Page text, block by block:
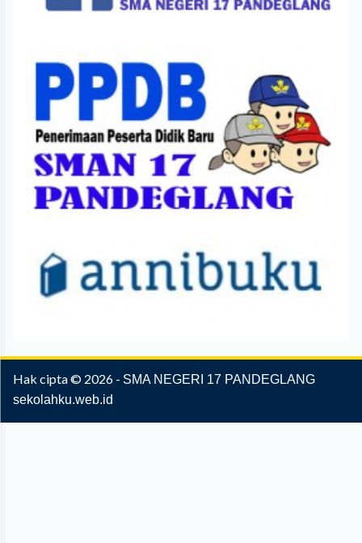
Hak cipta © 2026 - SMA NEGERI 17 PANDEGLANG
sekolahku.web.id